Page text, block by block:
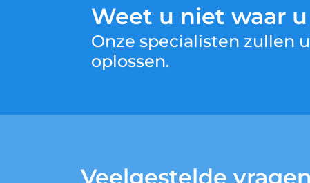
Weet u niet waar
Onze specialisten zullen
oplossen.
Veelgestelde vragen